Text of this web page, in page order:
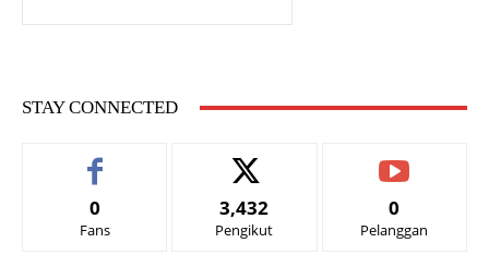
STAY CONNECTED
0
Fans
3,432
Pengikut
0
Pelanggan